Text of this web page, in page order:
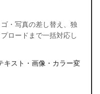
・写真の差し替え、独
ロードまで一括対応し
キスト・画像・カラー変